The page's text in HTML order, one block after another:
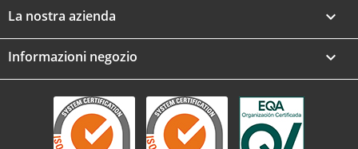
La nostra azienda 
Informazioni negozio keyboard_arrow_down